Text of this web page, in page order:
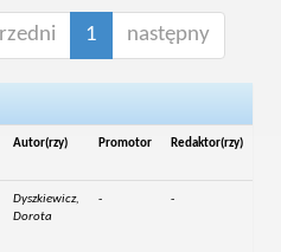
1 następny
Autor(rzy) Promotor Redaktor(rzy)
Dyszkiewicz,
Dorota
- -